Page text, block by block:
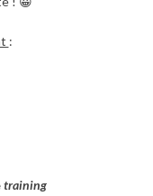
:
training